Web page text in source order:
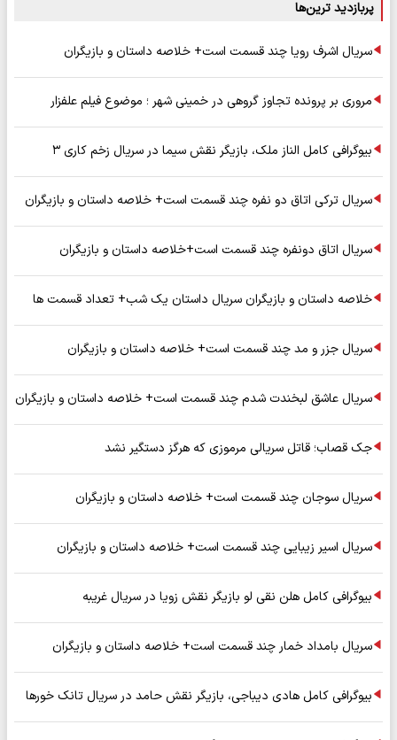
پربازدید ترین‌ها
سریال اشرف رویا چند قسمت است+ خلاصه داستان و بازیگران
مروری بر پرونده تجاوز گروهی در خمینی شهر ؛ موضوع فیلم علفزار
بیوگرافی کامل الناز ملک، بازیگر نقش سیما در سریال زخم کاری ۳
سریال ترکی اتاق دو نفره چند قسمت است+ خلاصه داستان و بازیگران
سریال اتاق دونفره چند قسمت است+خلاصه داستان و بازیگران
خلاصه داستان و بازیگران سریال داستان یک شب+ تعداد قسمت ها
سریال جزر و مد چند قسمت است+ خلاصه داستان و بازیگران
سریال عاشق لبخندت شدم چند قسمت است+ خلاصه داستان و بازیگران
جک قصاب؛ قاتل سریالی مرموزی که هرگز دستگیر نشد
سریال سوجان چند قسمت است+ خلاصه داستان و بازیگران
سریال اسیر زیبایی چند قسمت است+ خلاصه داستان و بازیگران
بیوگرافی کامل هلن نقی لو بازیگر نقش زویا در سریال غریبه
سریال بامداد خمار چند قسمت است+ خلاصه داستان و بازیگران
بیوگرافی کامل هادی دیباجی، بازیگر نقش حامد در سریال تانک خورها